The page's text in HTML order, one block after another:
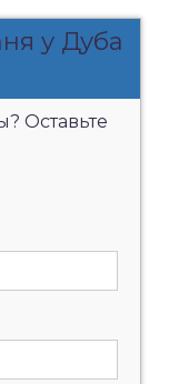
у Дуба
Оставьте